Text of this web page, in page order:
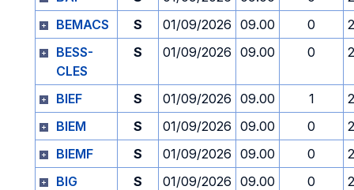
BEMACS
S 01/09/2026 09.00 0
BESS-
CLES
S 01/09/2026 09.00 0
BIEF S 01/09/2026 09.00 1
BIEM
S 01/09/2026 09.00 0
BIEMF
S 01/09/2026 09.00 0
BIG
S 01/09/2026 09.00 0